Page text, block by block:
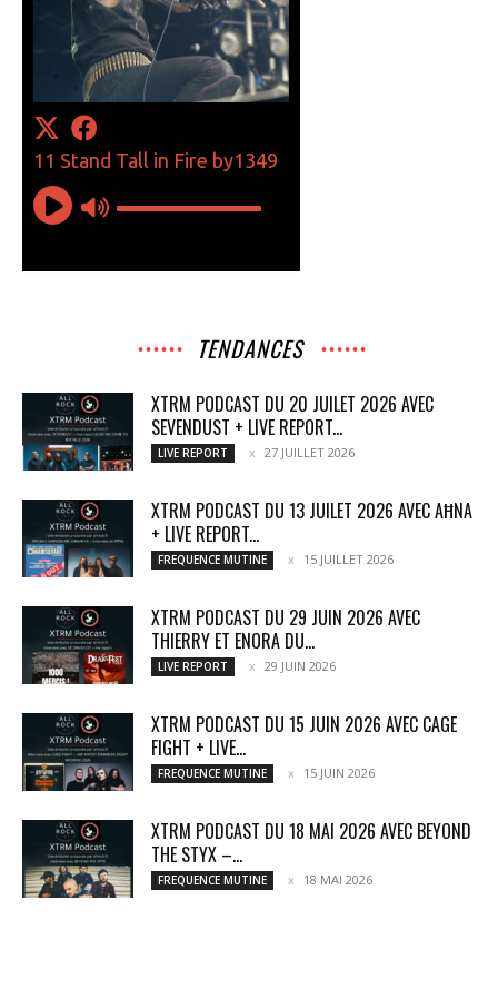
TENDANCES
XTRM PODCAST DU 20 JUILET 2026 AVEC
SEVENDUST + LIVE REPORT...
LIVE REPORT 27 JUILLET 2026
XTRM PODCAST DU 13 JUILET 2026 AVEC AĦNA
+ LIVE REPORT...
FREQUENCE MUTINE 15 JUILLET 2026
XTRM PODCAST DU 29 JUIN 2026 AVEC
THIERRY ET ENORA DU...
LIVE REPORT 29 JUIN 2026
XTRM PODCAST DU 15 JUIN 2026 AVEC CAGE
FIGHT + LIVE...
FREQUENCE MUTINE 15 JUIN 2026
XTRM PODCAST DU 18 MAI 2026 AVEC BEYOND
THE STYX –...
FREQUENCE MUTINE 18 MAI 2026